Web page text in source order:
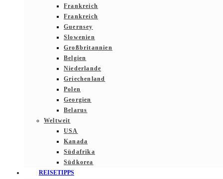
Frankreich
Frankreich
Guernsey
Slowenien
Großbritannien
Belgien
Niederlande
Griechenland
Polen
Georgien
Belarus
Weltweit
USA
Kanada
Südafrika
Südkorea
REISETIPPS